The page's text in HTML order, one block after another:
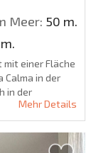
Meer: 50 m.
einer Fläche
Calma in der
in der
Mehr Details